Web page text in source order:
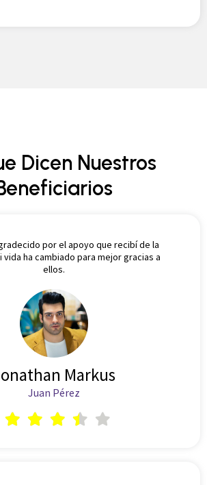
Dicen Nuestros
por el apoyo que recibí de la
vida ha cambiado para mejor gracias a
ellos.
Markus
Juan Pérez